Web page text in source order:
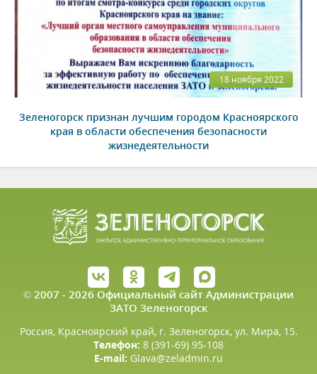
18 ноября 2022
Зеленогорск признан лучшим городом Красноярского
края в области обеспечения безопасности
жизнедеятельности
© 2007 - 2026 Официальный сайт Администрации
ЗАТО Зеленогорск
Россия, Красноярский край, г. Зеленогорск, ул. Мира, 15.
Телефон: 8 (391-69) 95-108
E-mail: Glava@zeladmin.ru